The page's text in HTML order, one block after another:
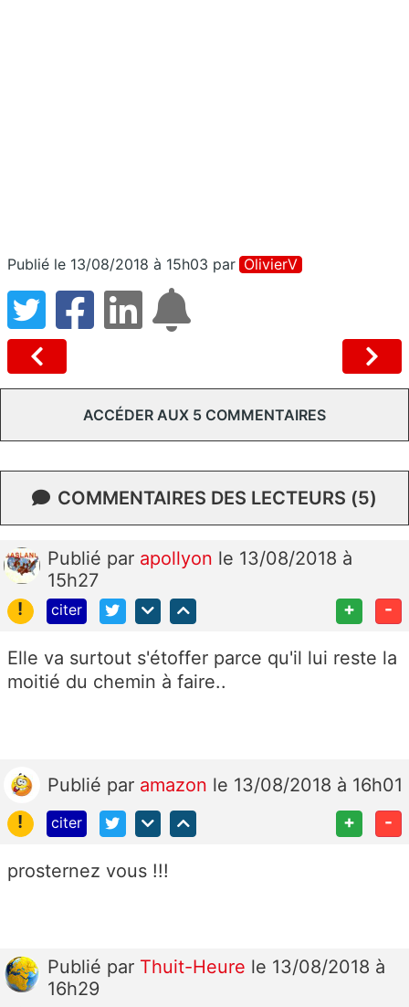
Publié le 13/08/2018 à 15h03 par OlivierV
ACCÉDER AUX 5 COMMENTAIRES
COMMENTAIRES DES LECTEURS (5)
Publié par apollyon le 13/08/2018 à
15h27
!
citer + -
Elle va surtout s'étoffer parce qu'il lui reste la
moitié du chemin à faire..
Publié par amazon le 13/08/2018 à 16h01
!
citer + -
prosternez vous !!!
Publié par Thuit-Heure le 13/08/2018 à
16h29